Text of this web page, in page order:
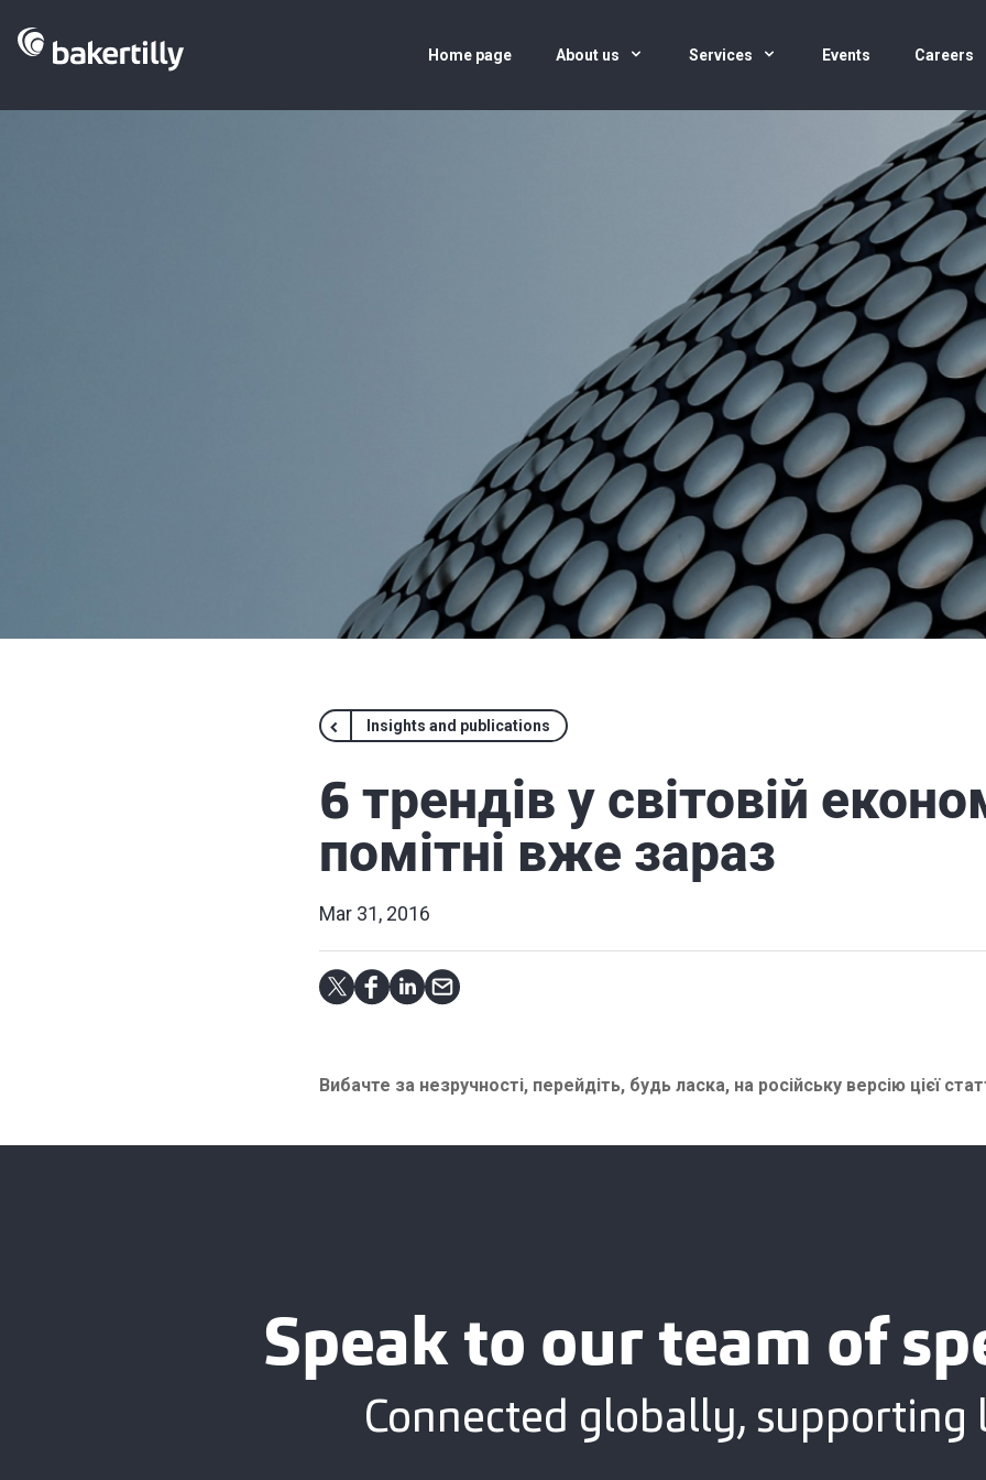
Home page About us Services Events Careers
Insights and publications
6 трендів у світовій
помітні вже зараз
Mar 31, 2016
Вибачте за незручності, перейдіть, будь ласка, на російську версію цієї
Speak to our team of
Connected globally, supporting